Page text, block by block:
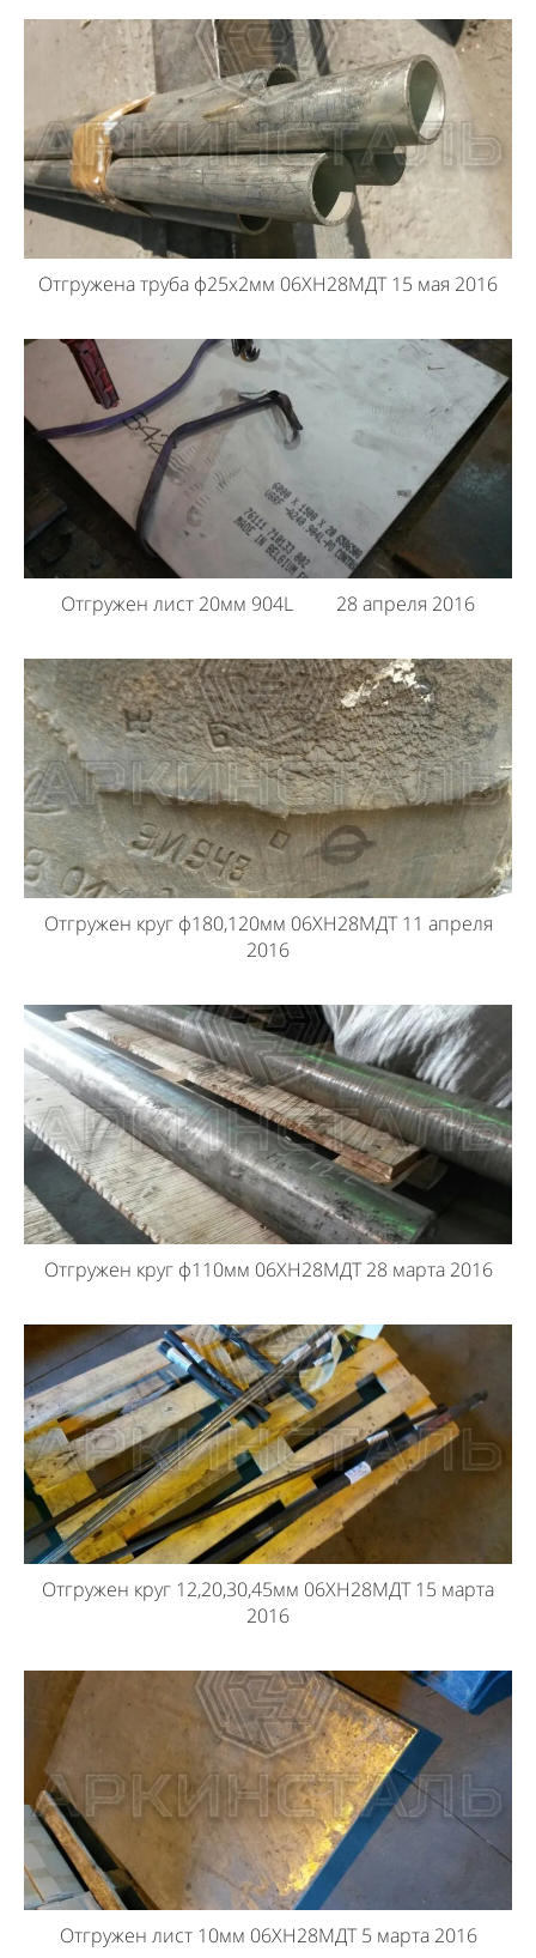
Отгружена труба ф25х2мм 06ХН28МДТ 15 мая 2016
Отгружен лист 20мм 904L 28 апреля 2016
Отгружен круг ф180,120мм 06ХН28МДТ 11 апреля
2016
Отгружен круг ф110мм 06ХН28МДТ 28 марта 2016
Отгружен круг 12,20,30,45мм 06ХН28МДТ 15 марта
2016
Отгружен лист 10мм 06ХН28МДТ 5 марта 2016